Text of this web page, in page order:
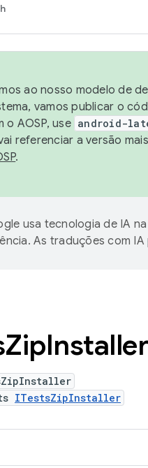
ao nosso modelo de
vamos publicar o
o AOSP, use android-
referenciar a versão
.
usa tecnologia de IA
As traduções com
ZipInstaller
ITestsZipInstaller